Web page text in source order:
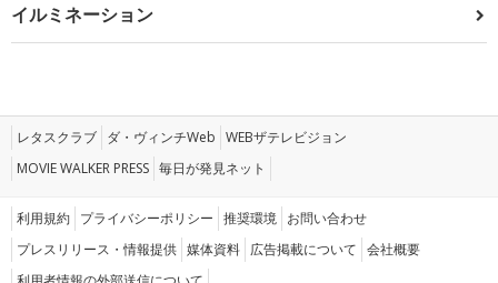
イルミネーション
レタスクラブ ダ・ヴィンチWeb WEBザテレビジョン
MOVIE WALKER PRESS 毎日が発見ネット
利用規約 プライバシーポリシー 推奨環境 お問い合わせ
プレスリリース・情報提供 媒体資料 広告掲載について 会社概要